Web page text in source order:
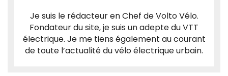
Je suis le rédacteur en Chef de Volto Vélo.
Fondateur du site, je suis un adepte du VTT
électrique. Je me tiens également au courant
de toute l’actualité du vélo électrique urbain.